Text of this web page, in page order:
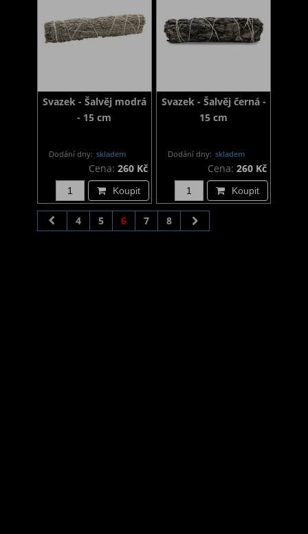
Svazek - Šalvěj modrá
- 15 cm
Dodání dny: skladem
Cena: 260 Kč
Koupit
Svazek - Šalvěj černá -
15 cm
Dodání dny: skladem
Cena: 260 Kč
Koupit
4 5 6 7 8